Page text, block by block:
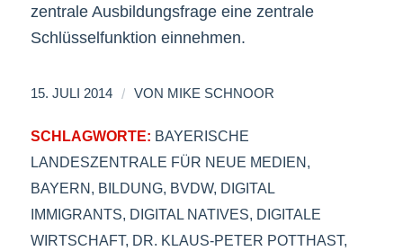
zentrale Ausbildungsfrage eine zentrale
Schlüsselfunktion einnehmen.
15. JULI 2014 / VON MIKE SCHNOOR
SCHLAGWORTE: BAYERISCHE
LANDESZENTRALE FÜR NEUE MEDIEN,
BAYERN, BILDUNG, BVDW, DIGITAL
IMMIGRANTS, DIGITAL NATIVES, DIGITALE
WIRTSCHAFT, DR. KLAUS-PETER POTTHAST,